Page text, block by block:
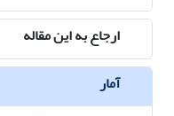
ارجاع به این مقاله
آمار